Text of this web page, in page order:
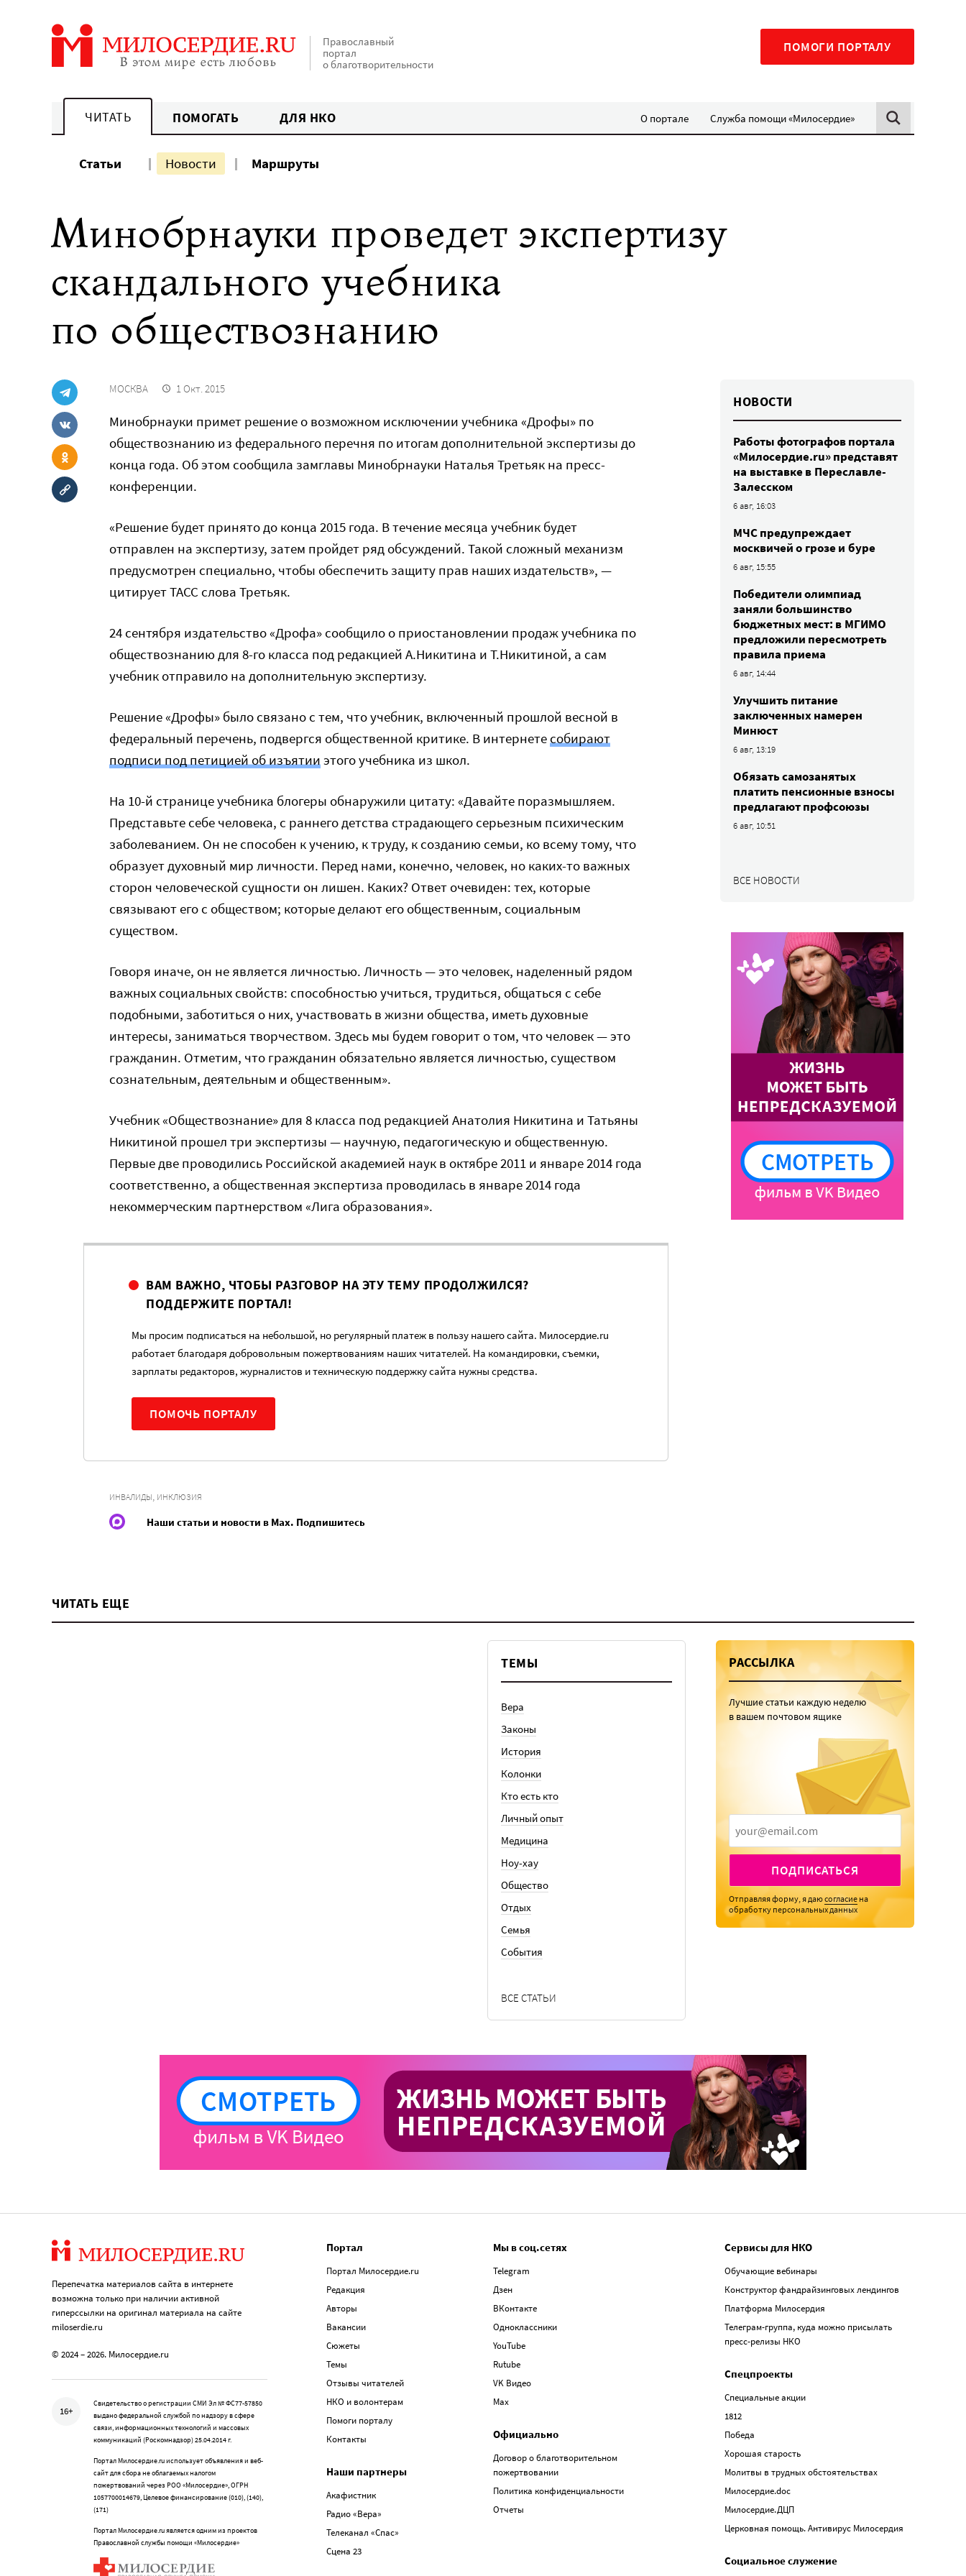
Православный
портал
о благотворительности
ПОМОГИ ПОРТАЛУ
ЧИТАТЬ ПОМОГАТЬ ДЛЯ НКО О портале Служба помощи «Милосердие»
Статьи Новости Маршруты
Минобрнауки проведет экспертизу
скандального учебника
по обществознанию
МОСКВА 1 Окт. 2015
Минобрнауки примет решение о возможном исключении учебника «Дрофы» по
обществознанию из федерального перечня по итогам дополнительной экспертизы до
конца года. Об этом сообщила замглавы Минобрнауки Наталья Третьяк на пресс-
конференции.
«Решение будет принято до конца 2015 года. В течение месяца учебник будет
отправлен на экспертизу, затем пройдет ряд обсуждений. Такой сложный механизм
предусмотрен специально, чтобы обеспечить защиту прав наших издательств», —
цитирует ТАСС слова Третьяк.
24 сентября издательство «Дрофа» сообщило о приостановлении продаж учебника по
обществознанию для 8-го класса под редакцией А.Никитина и Т.Никитиной, а сам
учебник отправило на дополнительную экспертизу.
Решение «Дрофы» было связано с тем, что учебник, включенный прошлой весной в
федеральный перечень, подвергся общественной критике. В интернетесобирают
подписи под петицией об изъятииэтого учебника из школ.
На 10-й странице учебника блогеры обнаружили цитату: «Давайте поразмышляем.
Представьте себе человека, с раннего детства страдающего серьезным психическим
заболеванием. Он не способен к учению, к труду, к созданию семьи, ко всему тому, что
образует духовный мир личности. Перед нами, конечно, человек, но каких-то важных
сторон человеческой сущности он лишен. Каких? Ответ очевиден: тех, которые
связывают его с обществом; которые делают его общественным, социальным
существом.
Говоря иначе, он не является личностью. Личность — это человек, наделенный рядом
важных социальных свойств: способностью учиться, трудиться, общаться с себе
подобными, заботиться о них, участвовать в жизни общества, иметь духовные
интересы, заниматься творчеством. Здесь мы будем говорит о том, что человек — это
гражданин. Отметим, что гражданин обязательно является личностью, существом
сознательным, деятельным и общественным».
Учебник «Обществознание» для 8 класса под редакцией Анатолия Никитина и Татьяны
Никитиной прошел три экспертизы — научную, педагогическую и общественную.
Первые две проводились Российской академией наук в октябре 2011 и январе 2014 года
соответственно, а общественная экспертиза проводилась в январе 2014 года
некоммерческим партнерством «Лига образования».
ВАМ ВАЖНО, ЧТОБЫ РАЗГОВОР НА ЭТУ ТЕМУ ПРОДОЛЖИЛСЯ?
ПОДДЕРЖИТЕ ПОРТАЛ!
Мы просим подписаться на небольшой, но регулярный платеж в пользу нашего сайта. Милосердие.ru
работает благодаря добровольным пожертвованиям наших читателей. На командировки, съемки,
зарплаты редакторов, журналистов и техническую поддержку сайта нужны средства.
ПОМОЧЬ ПОРТАЛУ
ИНВАЛИДЫ, ИНКЛЮЗИЯ
Наши статьи и новости в Max. Подпишитесь
НОВОСТИ
Работы фотографов портала
«Милосердие.ru» представят
на выставке в Переславле-
Залесском
6 авг, 16:03
МЧС предупреждает
москвичей о грозе и буре
6 авг, 15:55
Победители олимпиад
заняли большинство
бюджетных мест: в МГИМО
предложили пересмотреть
правила приема
6 авг, 14:44
Улучшить питание
заключенных намерен
Минюст
6 авг, 13:19
Обязать самозанятых
платить пенсионные взносы
предлагают профсоюзы
6 авг, 10:51
ВСЕ НОВОСТИ
ЧИТАТЬ ЕЩЕ
ТЕМЫ
Вера
Законы
История
Колонки
Кто есть кто
Личный опыт
Медицина
Ноу-хау
Общество
Отдых
Семья
События
ВСЕ СТАТЬИ
РАССЫЛКА
Лучшие статьи каждую неделю
в вашем почтовом ящике
ПОДПИСАТЬСЯ
Отправляя форму, я даюсогласие на
обработку персональных данных
Перепечатка материалов сайта в интернете
возможна только при наличии активной
гиперссылки на оригинал материала на сайте
miloserdie.ru
© 2024 – 2026. Милосердие.ru
16+
Свидетельство о регистрации СМИ Эл № ФС77-57850
выдано федеральной службой по надзору в сфере
связи, информационных технологий и массовых
коммуникаций (Роскомнадзор) 25.04.2014 г.
Портал Милосердие.ru использует объявления и веб-
сайт для сбора не облагаемых налогом
пожертвований через РОО «Милосердие», ОГРН
1057700014679, Целевое финансирование (010), (140),
(171)
Портал Милосердие.ru является одним из проектов
Православной службы помощи «Милосердие»
Портал
Портал Милосердие.ru
Редакция
Авторы
Вакансии
Сюжеты
Темы
Отзывы читателей
НКО и волонтерам
Помоги порталу
Контакты
Наши партнеры
Акафистник
Радио «Вера»
Телеканал «Спас»
Сцена 23
Мы в соц.сетях
Telegram
Дзен
ВКонтакте
Одноклассники
YouTube
Rutube
VK Видео
Max
Официально
Договор о благотворительном
пожертвовании
Политика конфиденциальности
Отчеты
Сервисы для НКО
Обучающие вебинары
Конструктор фандрайзинговых лендингов
Платформа Милосердия
Телеграм-группа, куда можно присылать
пресс-релизы НКО
Спецпроекты
Специальные акции
1812
Победа
Хорошая старость
Молитвы в трудных обстоятельствах
Милосердие.doc
Милосердие.ДЦП
Церковная помощь. Антивирус Милосердия
Социальное служение